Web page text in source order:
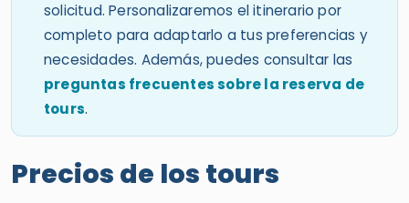
solicitud. Personalizaremos el itinerario por
completo para adaptarlo a tus preferencias y
necesidades. Además, puedes consultar las
preguntas frecuentes sobre la reserva de
tours.
Precios de los tours